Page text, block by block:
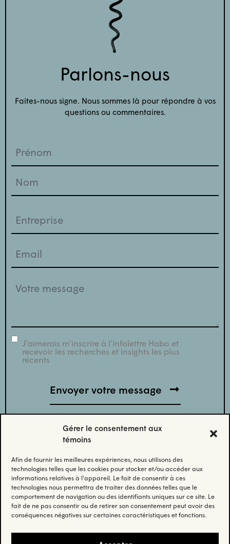
Gérer le consentement aux
témoins
Afin de fournir les meilleures expériences, nous utilisons des
technologies telles que les cookies pour stocker et/ou accéder aux
informations relatives à l'appareil. Le fait de consentir à ces
technologies nous permettra de traiter des données telles que le
comportement de navigation ou des identifiants uniques sur ce site. Le
fait de ne pas consentir ou de retirer son consentement peut avoir des
conséquences négatives sur certaines caractéristiques et fonctions.
Parlons-nous
Faites-nous signe. Nous sommes là pour répondre à vos
questions ou commentaires.
(Nécessaire)
(Nécessaire)
message
infolettre
J'aimerais m'inscrire à l'infolettre Habo et
recevoir les recherches et insights les plus
récents
Abonnez-vous à notre infolettre.
Restez à jour et recevez nos données et nos insights les
plus récents.
(Nécessaire)